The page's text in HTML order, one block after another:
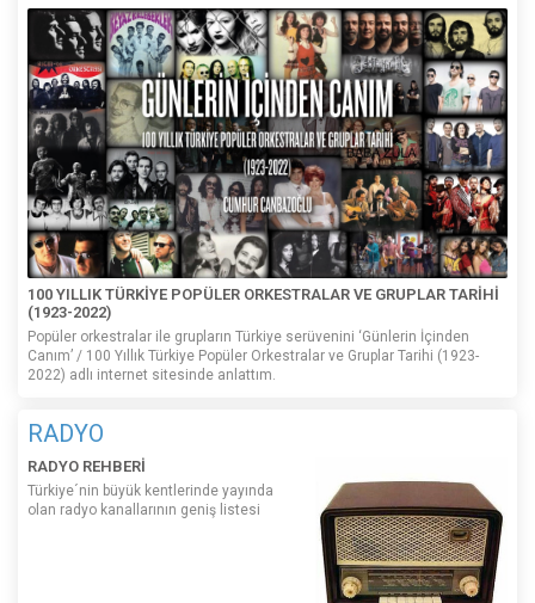
100 YILLIK TÜRKİYE POPÜLER ORKESTRALAR VE GRUPLAR TARİHİ
(1923-2022)
Popüler orkestralar ile grupların Türkiye serüvenini ‘Günlerin İçinden
Canım’ / 100 Yıllık Türkiye Popüler Orkestralar ve Gruplar Tarihi (1923-
2022) adlı internet sitesinde anlattım.
RADYO
RADYO REHBERİ
Türkiye´nin büyük kentlerinde yayında
olan radyo kanallarının geniş listesi